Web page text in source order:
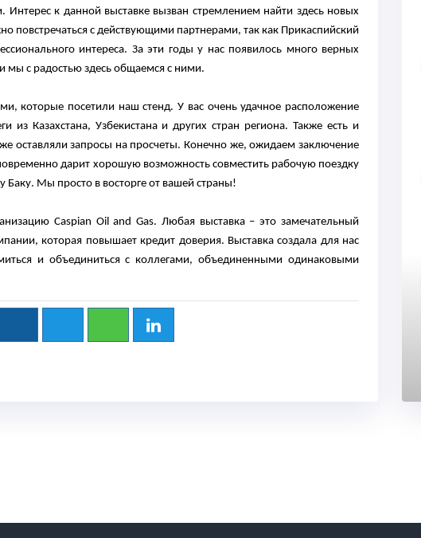
Интерес к данной выставке вызван стремлением найти здесь новых
повстречаться с действующими партнерами, так как Прикаспийский
интереса. За эти годы у нас появилось много верных
мы с радостью здесь общаемся с ними.
которые посетили наш стенд. У вас очень удачное расположение
из Казахстана, Узбекистана и других стран региона. Также есть и
оставляли запросы на просчеты. Конечно же, ожидаем заключение
дарит хорошую возможность совместить рабочую поездку
Баку. Мы просто в восторге от вашей страны!
Caspian Oil and Gas. Любая выставка – это замечательный
которая повышает кредит доверия. Выставка создала для нас
и объединиться с коллегами, объединенными одинаковыми